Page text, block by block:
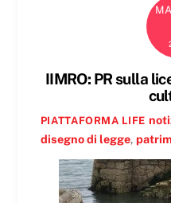
IIMRO: PR sulla
PIATTAFORMA LIFE
disegno di legge,